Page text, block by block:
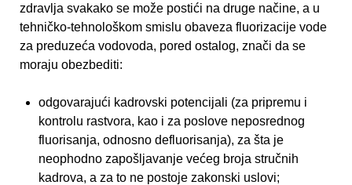
zdravlja svakako se može postići na druge načine, a u
tehničko-tehnološkom smislu obaveza fluorizacije vode
za preduzeća vodovoda, pored ostalog, znači da se
moraju obezbediti:
odgovarajući kadrovski potencijali (za pripremu i
kontrolu rastvora, kao i za poslove neposrednog
fluorisanja, odnosno defluorisanja), za šta je
neophodno zapošljavanje većeg broja stručnih
kadrova, a za to ne postoje zakonski uslovi;